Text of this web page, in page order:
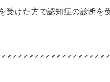
受けた方で認知症の診断を